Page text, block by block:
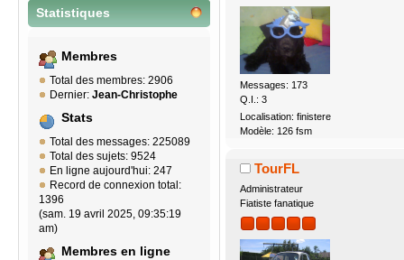
Statistiques
Membres
Total des membres: 2906
Dernier: Jean-Christophe
Stats
Total des messages: 225089
Total des sujets: 9524
En ligne aujourd'hui: 247
Record de connexion total:
1396
(sam. 19 avril 2025, 09:35:19
am)
Membres en ligne
Messages: 173
Q.I.: 3
Localisation: finistere
Modèle: 126 fsm
TourFL
Administrateur
Fiatiste fanatique